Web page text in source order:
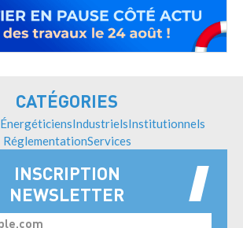
CATÉGORIES
ÉnergéticiensIndustrielsInstitutionnels
RéglementationServices
INSCRIPTION
NEWSLETTER